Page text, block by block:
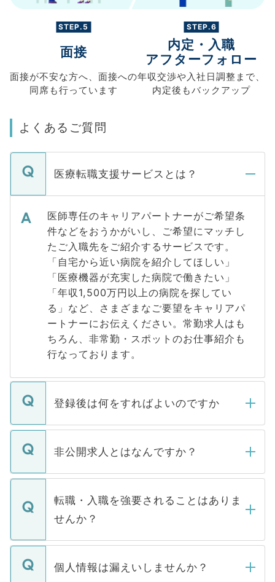
STEP.5
面接
面接が不安な方へ、 面接への
同席も行っています
STEP.6
内定・入職
アフターフォロー
年収交渉や入社日調整まで、
内定後もバックアップ
よくあるご質問
医療転職支援サービスとは？
医師専任のキャリアパートナーがご希望条
件などをおうかがいし、ご希望にマッチし
たご入職先をご紹介するサービスです。
「自宅から近い病院を紹介してほしい」
「医療機器が充実した病院で働きたい」
「年収1,500万円以上の病院を探してい
る」など、さまざまなご要望をキャリアパ
ートナーにお伝えください。常勤求人はも
ちろん、非常勤・スポットのお仕事紹介も
行なっております。
登録後は何をすればよいのですか
ご登録いただきましたら、弊社担当者がご
登録内容を確認し、その後メールもしくは
ます。通常、5営業日以内にはご連絡をせて
いただきますので、しばらくお待ちくださ
い。
非公開求人とはなんですか？
マイナビDOCTORで取り扱っている求人の
うち約3割は、Webサイトからご覧いただ
けない「非公開求人」です。非公開求人は
下記の理由によって、一般には公開してい
ません。
■応募殺到を避けるため 人気のある医療機
転職・入職を強要されることはありま
せんか？
転職・入職を強要することは一切ありませ
ん。また、仮に応募先から内定をいただい
個人情報は漏えいしませんか？